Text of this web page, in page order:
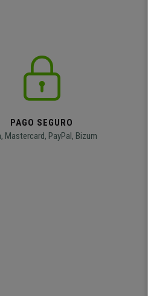
PAGO SEGURO
Mastercard, PayPal, Bizum